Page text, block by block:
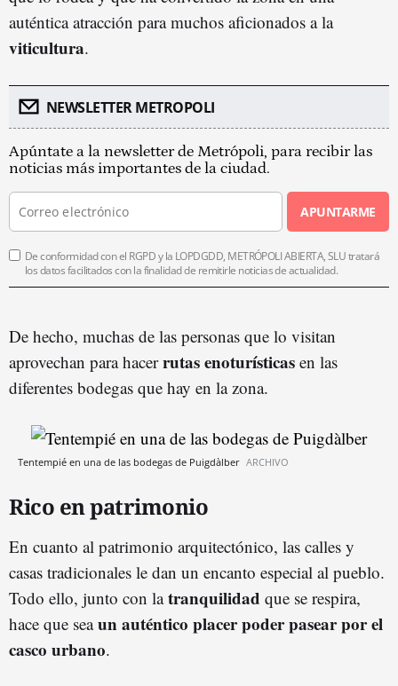
auténtica atracción para muchos aficionados a la
viticultura.
NEWSLETTER METROPOLI
Apúntate a la newsletter de Metrópoli, para recibir las
noticias más importantes de la ciudad.
APUNTARME
De conformidad con el RGPD y la LOPDGDD, METRÓPOLI ABIERTA, SLU tratará
los datos facilitados con la finalidad de remitirle noticias de actualidad.
De hecho, muchas de las personas que lo visitan
aprovechan para hacerrutas enoturísticas en las
diferentes bodegas que hay en la zona.
Tentempié en una de las bodegas de Puigdàlber ARCHIVO
Rico en patrimonio
En cuanto al patrimonio arquitectónico, las calles y
casas tradicionales le dan un encanto especial al pueblo.
Todo ello, junto con latranquilidad que se respira,
hace que seaun auténtico placer poder pasear por el
casco urbano.